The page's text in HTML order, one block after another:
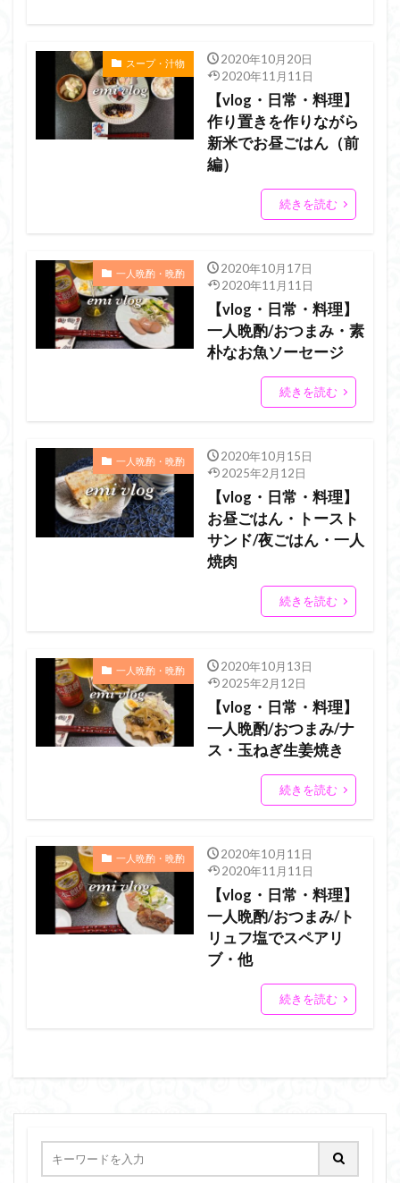
スープ・汁物
2020年10月20日
2020年11月11日
【vlog・日常・料理】
作り置きを作りながら
新米でお昼ごはん（前
編）
続きを読む
一人晩酌・晩酌
2020年10月17日
2020年11月11日
【vlog・日常・料理】
一人晩酌/おつまみ・素
朴なお魚ソーセージ
続きを読む
一人晩酌・晩酌
2020年10月15日
2025年2月12日
【vlog・日常・料理】
お昼ごはん・トースト
サンド/夜ごはん・一人
焼肉
続きを読む
一人晩酌・晩酌
2020年10月13日
2025年2月12日
【vlog・日常・料理】
一人晩酌/おつまみ/ナ
ス・玉ねぎ生姜焼き
続きを読む
一人晩酌・晩酌
2020年10月11日
2020年11月11日
【vlog・日常・料理】
一人晩酌/おつまみ/ト
リュフ塩でスペアリ
ブ・他
続きを読む